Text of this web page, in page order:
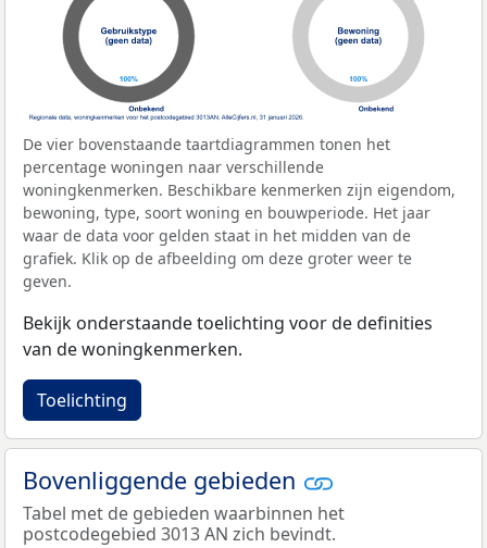
De vier bovenstaande taartdiagrammen tonen het
percentage woningen naar verschillende
woningkenmerken. Beschikbare kenmerken zijn eigendom,
bewoning, type, soort woning en bouwperiode. Het jaar
waar de data voor gelden staat in het midden van de
grafiek. Klik op de afbeelding om deze groter weer te
geven.
Bekijk onderstaande toelichting voor de definities
van de woningkenmerken.
Toelichting
Bovenliggende gebieden
Tabel met de gebieden waarbinnen het
postcodegebied 3013 AN zich bevindt.